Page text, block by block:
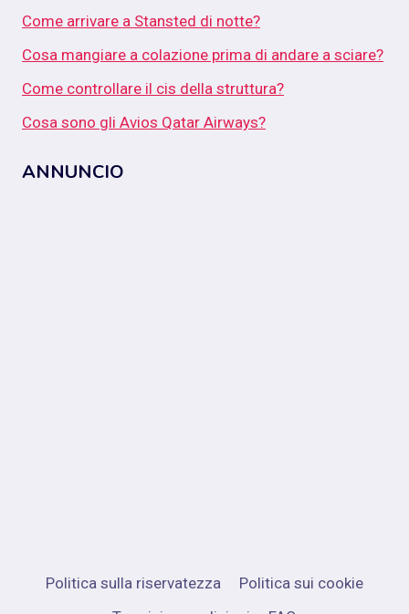
Come arrivare a Stansted di notte?
Cosa mangiare a colazione prima di andare a sciare?
Come controllare il cis della struttura?
Cosa sono gli Avios Qatar Airways?
ANNUNCIO
Politica sulla riservatezza
Politica sui cookie